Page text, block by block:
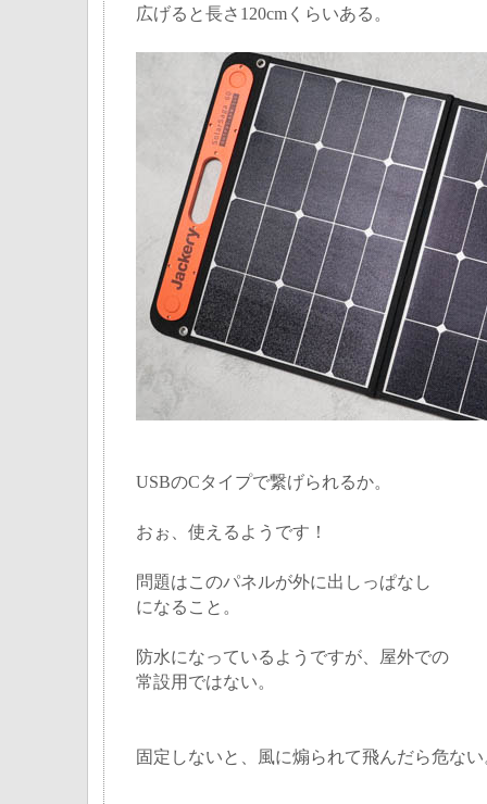
広げると長さ120cmくらいある。
USBのCタイプで繋げられるか。
おぉ、使えるようです！
問題はこのパネルが外に出しっぱなし
になること。
防水になっているようですが、屋外での
常設用ではない。
固定しないと、風に煽られて飛んだら危な